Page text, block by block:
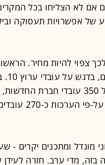
אם לא הצליחו בכל
של אפשרויות תעסוקה
צפוי להיות מחיר.
לשלם
על-פי הערכות כ-100 עובדים, לא כולל 350
מוגדל ומתכנים יקרים -
מדי ערב. חזרה לעידן